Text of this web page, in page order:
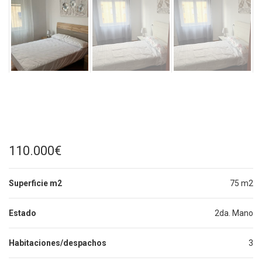
110.000€
Superficie m2 75 m2
Estado 2da. Mano
Habitaciones/despachos 3